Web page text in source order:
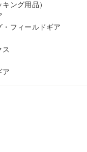
ング用品）
・フィールドギア
ス
ア